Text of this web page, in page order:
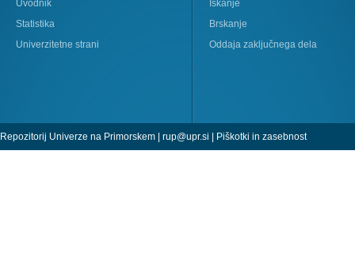
Uvodnik
Statistika
Univerzitetne strani
Iskanje
Brskanje
Oddaja zaključnega dela
Repozitorij Univerze na Primorskem | rup@upr.si | Piškotki in zasebnost